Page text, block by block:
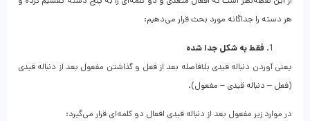
هر دسته را جداگانه مورد بحث قرار می‌دهیم:
فقط به شکل جدا شده
یعنی آوردن دنباله قیدی بلافاصله بعد از فعل و گذاشتن مفعول بعد از دنباله قیدی
(فعل – دنباله قیدی – مفعول).
در موارد زیر مفعول بعد از دنباله قیدی افعال دو کلمه‌ای قرار می‌گیرد: